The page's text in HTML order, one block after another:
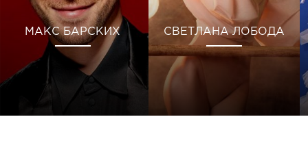
МАКС БАРСКИХ СВЕТЛАНА ЛОБОДА